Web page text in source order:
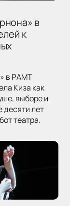
в
к
в РАМТ
Киза как
выборе и
десяти лет
театра.